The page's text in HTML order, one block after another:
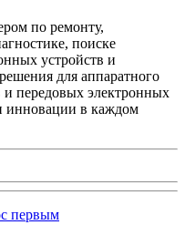
по ремонту,
поиске
устройств и
для аппаратного
передовых электронных
инновации в каждом
первым